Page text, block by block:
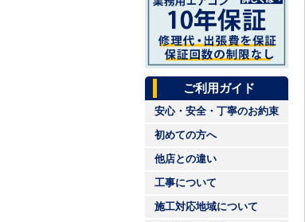
ご利用ガイド
安心・安全・丁寧のお約束
初めての方へ
他店との違い
工事について
施工対応地域について